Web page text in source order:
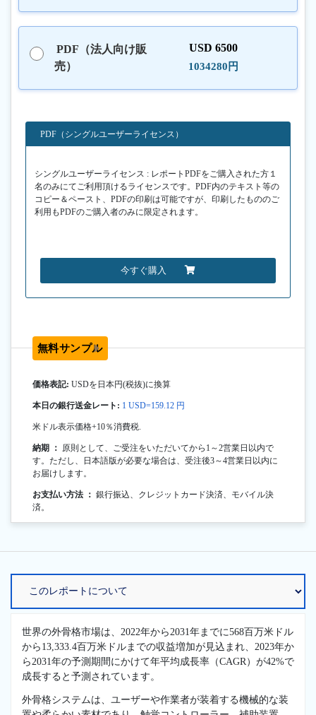
PDF（法人向け販
売）
USD 6500
1034280円
PDF（シングルユーザーライセンス）
シングルユーザーライセンス : レポートPDFをご購入された方１
名のみにてご利用頂けるライセンスです。PDF内のテキスト等の
コピー＆ペースト、PDFの印刷は可能ですが、印刷したもののご
利用もPDFのご購入者のみに限定されます。
今すぐ購入
無料サンプル
価格表記: USDを日本円(税抜)に換算
本日の銀行送金レート: 1 USD=159.12 円
米ドル表示価格+10％消費税.
納期 ： 原則として、ご受注をいただいてから1～2営業日以内で
す。ただし、日本語版が必要な場合は、受注後3～4営業日以内に
お届けします。
お支払い方法 ： 銀行振込、クレジットカード決済、モバイル決
済。
世界の外骨格市場は、2022年から2031年までに568百万米ドル
から13,333.4百万米ドルまでの収益増加が見込まれ、2023年か
ら2031年の予測期間にかけて年平均成長率（CAGR）が42%で
成長すると予測されています。
外骨格システムは、ユーザーや作業者が装着する機械的な装